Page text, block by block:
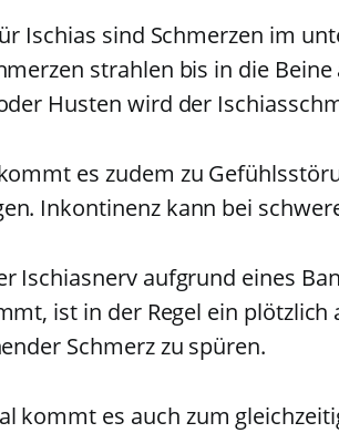
Ischias sind Schmerzen im
strahlen bis in die
Husten wird der
es zudem zu
Inkontinenz kann bei
Ischiasnerv aufgrund eines
ist in der Regel ein
Schmerz zu spüren.
kommt es auch zum